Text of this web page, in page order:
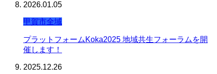
2026.01.05
甲賀市全域
プラットフォームKoka2025 地域共生フォーラムを開
催します！
2025.12.26